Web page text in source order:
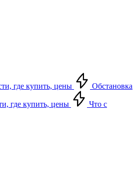
где купить, цены Обстановка
где купить, цены
Что с